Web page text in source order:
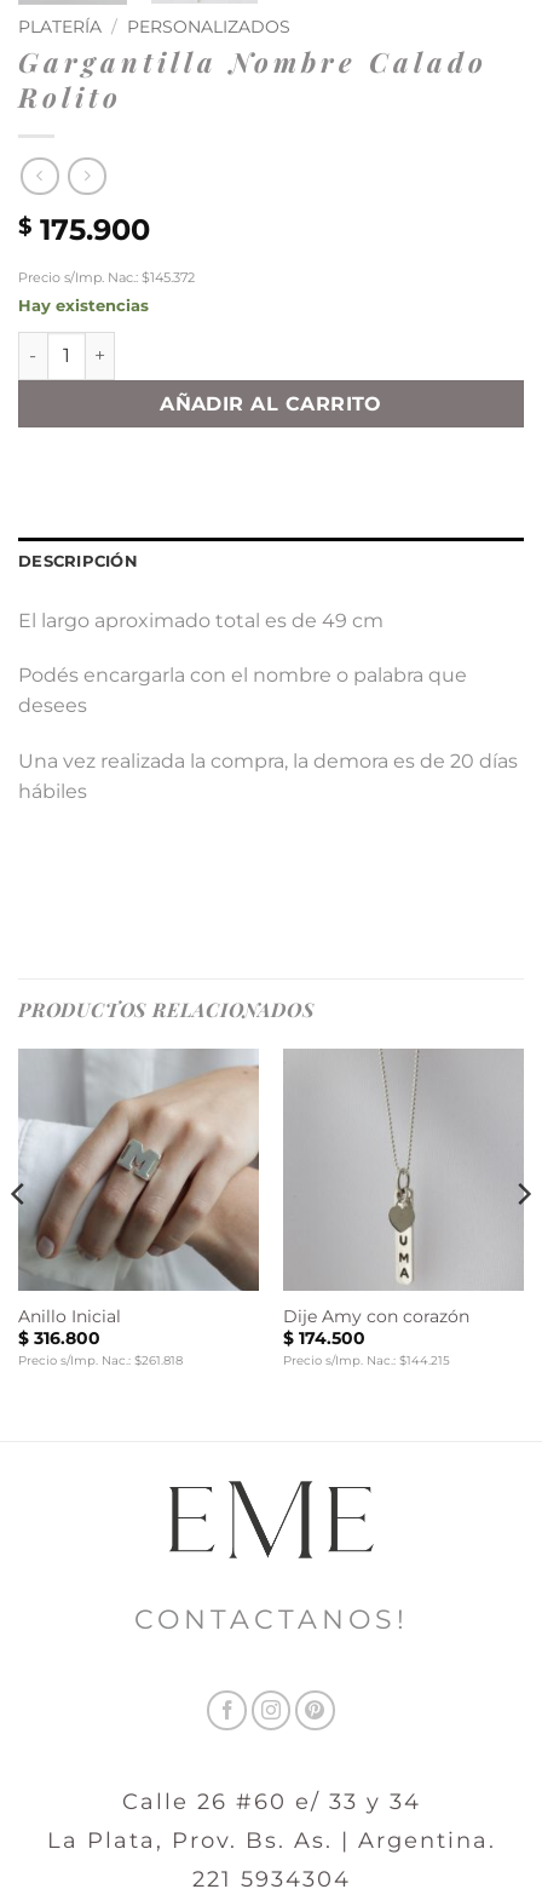
PLATERÍA / PERSONALIZADOS
Gargantilla Nombre Calado
Rolito
$ 175.900
Precio s/Imp. Nac.: $145.372
Hay existencias
Gargantilla Nombre Calado Rolito cantidad
AÑADIR AL CARRITO
DESCRIPCIÓN
El largo aproximado total es de 49 cm
Podés encargarla con el nombre o palabra que
desees
Una vez realizada la compra, la demora es de 20 días
hábiles
PRODUCTOS RELACIONADOS
Anillo Inicial
$316.800
Precio s/Imp. Nac.: $261.818
Dije Amy con corazón
$174.500
Precio s/Imp. Nac.: $144.215
CONTACTANOS!
Calle 26 #60 e/ 33 y 34
La Plata, Prov. Bs. As. | Argentina.
221 5934304